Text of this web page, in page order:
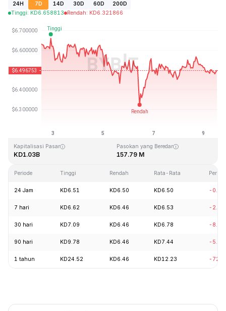
24H 7D 14D 30D 60D
200D
Tinggi: KD6.658813 Rendah: KD6.321866
Terakhir Diperbarui: 2026-08-09, 12:35 GMT+0
KD0.615038
Kapitalisasi Pasar
KD1.03B
Pasokan yang Beredar
157.79 M
Periode Tinggi Rendah Rata-Rata
24 Jam KD6.51 KD6.50 KD6.50 -
7 hari KD6.62 KD6.46 KD6.53 -
30 hari KD7.09 KD6.46 KD6.78 -
90 hari KD9.78 KD6.46 KD7.44 -
1 tahun KD24.52 KD6.46 KD12.23 -